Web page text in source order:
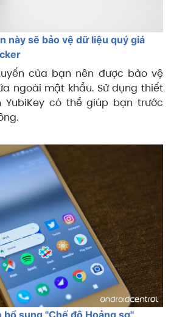
này sẽ bảo vệ dữ liệu quý giá
của bạn nên được bảo vệ
ngoài mật khẩu. Sử dụng thiết
có thể giúp bạn trước
sung "Chế độ Hoảng sợ"